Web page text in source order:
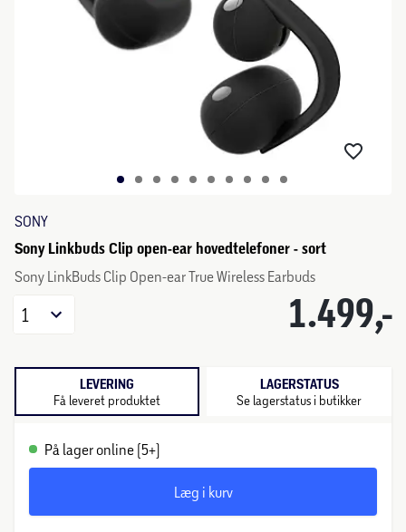
SONY
Sony Linkbuds Clip open-ear hovedtelefoner - sort
Sony LinkBuds Clip Open-ear True Wireless Earbuds
1.499,-
1
LEVERING
Få leveret produktet
LAGERSTATUS
Se lagerstatus i butikker
På lager online (5+)
Læg i kurv